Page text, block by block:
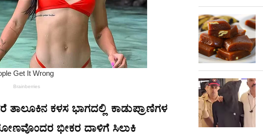
ಕಳಸ ಭಾಗದಲ್ಲಿ ಕಾಡುಪ್ರಾಣಿಗಳ
ಭೀಕರ ದಾಳಿಗೆ ಸಿಲುಕಿ